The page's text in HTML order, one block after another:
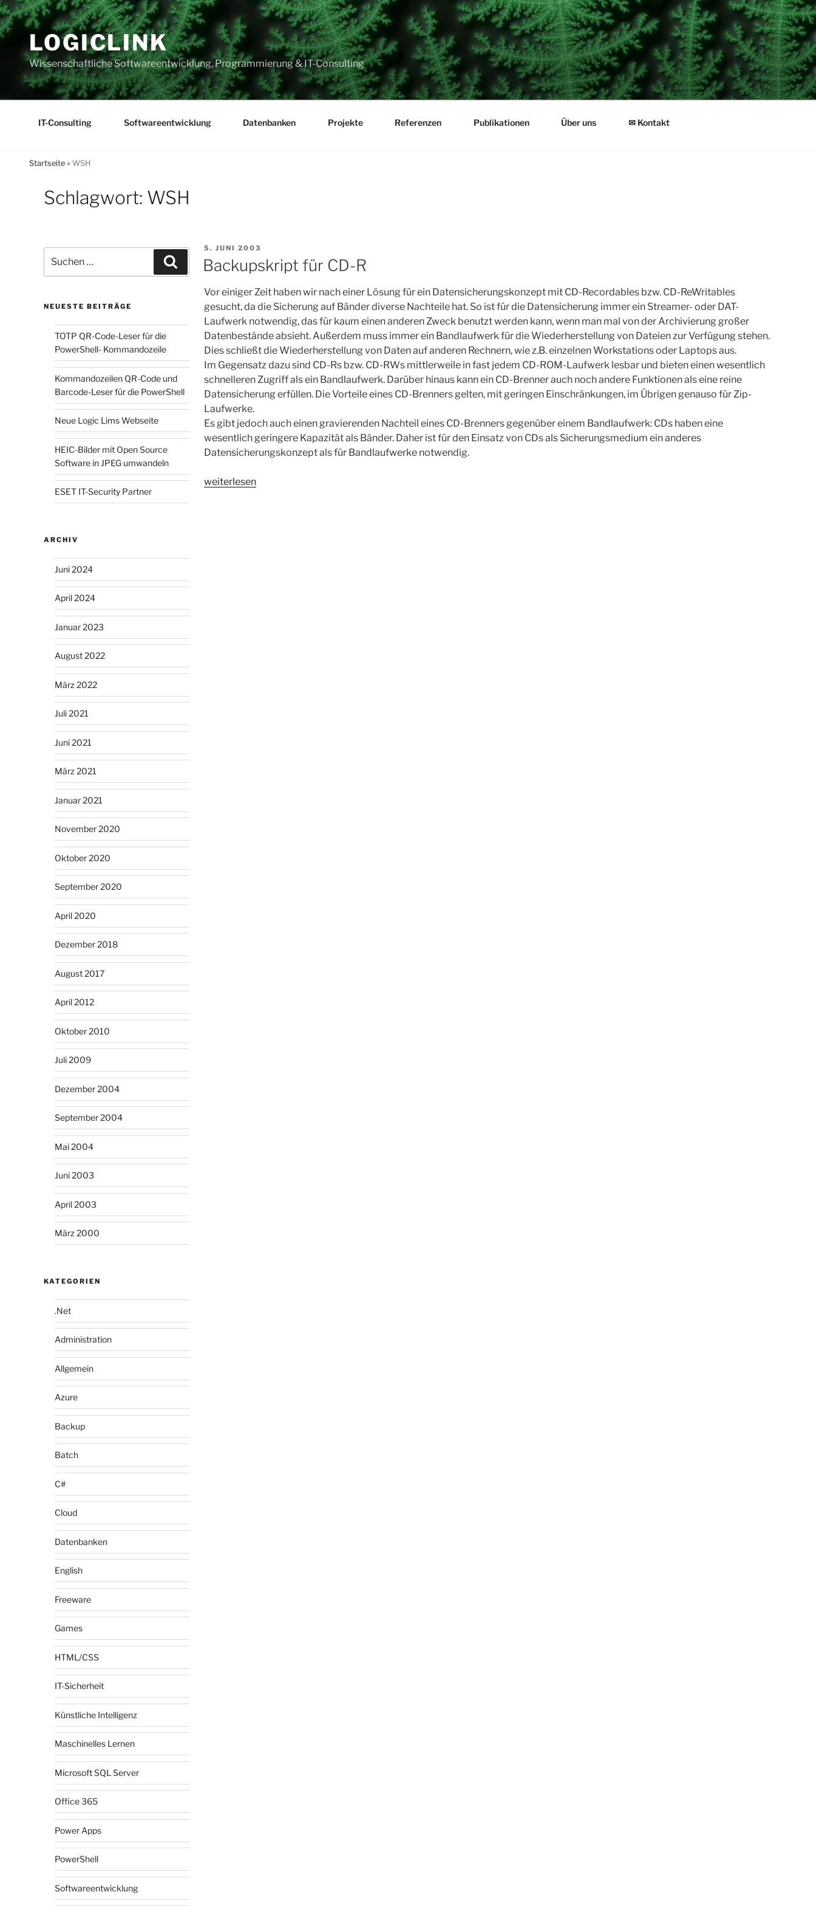
Zum
Inhalt
springenLOGICLINK
Wissenschaftliche Softwareentwicklung, Programmierung & IT-Consulting
IT-Consulting Softwareentwicklung Datenbanken Projekte Referenzen Publikationen Über uns ✉ Kontakt
Startseite » WSH
Schlagwort: WSH
VERÖFFENTLICHT
AM
5. JUNI 2003
Backupskript für CD-R
Vor einiger Zeit haben wir nach einer Lösung für ein Datensicherungskonzept mit CD-Recordables bzw. CD-ReWritables
gesucht, da die Sicherung auf Bänder diverse Nachteile hat. So ist für die Datensicherung immer ein Streamer- oder DAT-
Laufwerk notwendig, das für kaum einen anderen Zweck benutzt werden kann, wenn man mal von der Archivierung großer
Datenbestände absieht. Außerdem muss immer ein Bandlaufwerk für die Wiederherstellung von Dateien zur Verfügung stehen.
Dies schließt die Wiederherstellung von Daten auf anderen Rechnern, wie z.B. einzelnen Workstations oder Laptops aus.
Im Gegensatz dazu sind CD-Rs bzw. CD-RWs mittlerweile in fast jedem CD-ROM-Laufwerk lesbar und bieten einen wesentlich
schnelleren Zugriff als ein Bandlaufwerk. Darüber hinaus kann ein CD-Brenner auch noch andere Funktionen als eine reine
Datensicherung erfüllen. Die Vorteile eines CD-Brenners gelten, mit geringen Einschränkungen, im Übrigen genauso für Zip-
Laufwerke.
Es gibt jedoch auch einen gravierenden Nachteil eines CD-Brenners gegenüber einem Bandlaufwerk: CDs haben eine
wesentlich geringere Kapazität als Bänder. Daher ist für den Einsatz von CDs als Sicherungsmedium ein anderes
Datensicherungskonzept als für Bandlaufwerke notwendig.
„Backupskript
weiterlesen
nach:
Suchen
NEUESTE BEITRÄGE
TOTP QR-Code-Leser für die
PowerShell- Kommandozeile
Kommandozeilen QR-Code und
Barcode-Leser für die PowerShell
Neue Logic Lims Webseite
HEIC-Bilder mit Open Source
Software in JPEG umwandeln
ESET IT-Security Partner
ARCHIV
Juni 2024
April 2024
Januar 2023
August 2022
März 2022
Juli 2021
Juni 2021
März 2021
Januar 2021
November 2020
Oktober 2020
September 2020
April 2020
Dezember 2018
August 2017
April 2012
Oktober 2010
Juli 2009
Dezember 2004
September 2004
Mai 2004
Juni 2003
April 2003
März 2000
KATEGORIEN
.Net
Administration
Allgemein
Azure
Backup
Batch
C#
Cloud
Datenbanken
English
Freeware
Games
HTML/CSS
IT-Sicherheit
Künstliche Intelligenz
Maschinelles Lernen
Microsoft SQL Server
Office 365
Power Apps
PowerShell
Softwareentwicklung